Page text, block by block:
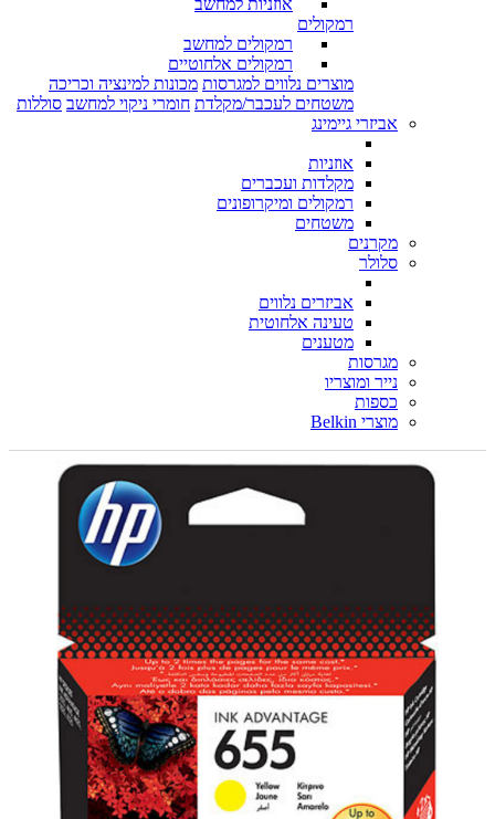
רמקולים
רמקולים למחשב
רמקולים אלחוטיים
מוצרים נלווים למגרסות מכונות למינציה וכריכה
משטחים לעכבר/מקלדת חומרי ניקוי למחשב סוללות
אביזרי גיימינג
אוזניות
מקלדות ועכברים
רמקולים ומיקרופונים
משטחים
מקרנים
סלולר
אביזרים נלווים
טעינה אלחוטית
מטענים
מגרסות
נייר ומוצריו
כספות
מוצרי Belkin